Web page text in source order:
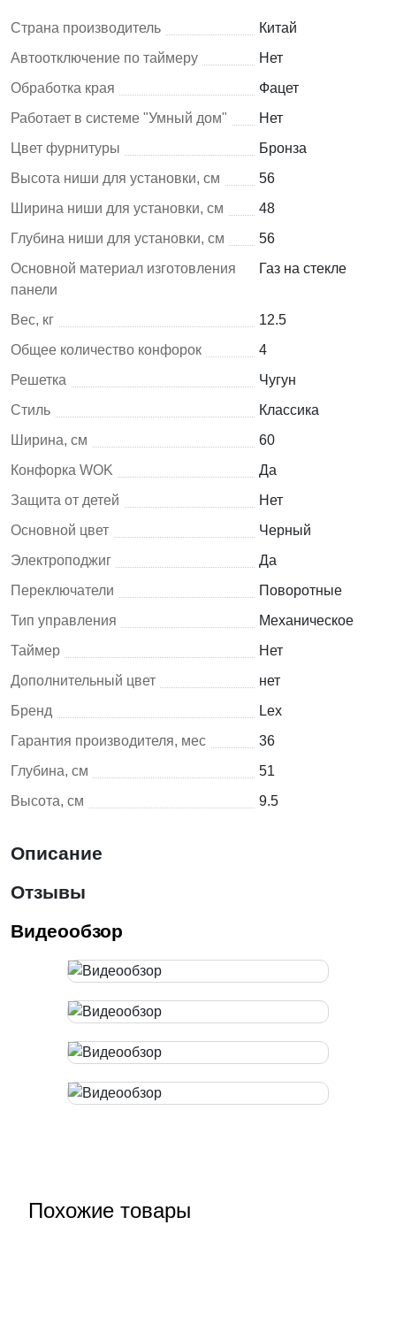
Страна производитель
Китай
Автоотключение по таймеру
Нет
Обработка края
Фацет
Работает в системе "Умный дом"
Нет
Цвет фурнитуры
Бронза
Высота ниши для установки, см
56
Ширина ниши для установки, см
48
Глубина ниши для установки, см
56
Основной материал изготовления
панели
Газ на стекле
Вес, кг
12.5
Общее количество конфорок
4
Решетка
Чугун
Стиль
Классика
Ширина, см
60
Конфорка WOK
Да
Защита от детей
Нет
Основной цвет
Черный
Электроподжиг
Да
Переключатели
Поворотные
Тип управления
Механическое
Таймер
Нет
Дополнительный цвет
нет
Бренд
Lex
Гарантия производителя, мес
36
Глубина, см
51
Высота, см
9.5
Описание
Отзывы
Видеообзор
Похожие товары